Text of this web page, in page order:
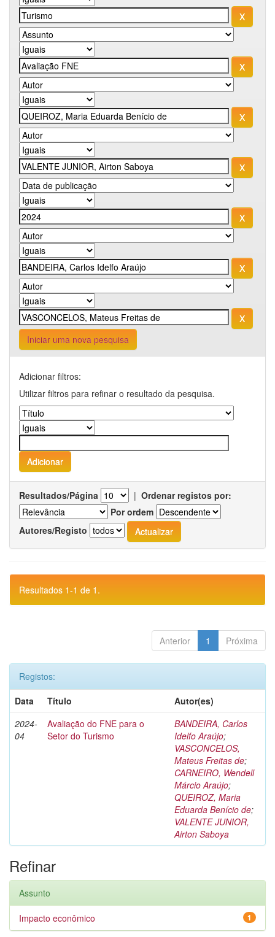
Iniciar uma nova pesquisa
Adicionar filtros:
Utilizar filtros para refinar o resultado da pesquisa.
Resultados/Página | Ordenar registos por:
Por ordem
Autores/Registo
Resultados 1-1 de 1.
Anterior 1 Próxima
Registos:
Data
Título
Autor(es)
2024-
04
Avaliação do FNE para o
Setor do Turismo
BANDEIRA, Carlos
Idelfo Araújo;
VASCONCELOS,
Mateus Freitas de;
CARNEIRO, Wendell
Márcio Araújo;
QUEIROZ, Maria
Eduarda Benício de;
VALENTE JUNIOR,
Airton Saboya
Refinar
Assunto
1
Impacto econômico